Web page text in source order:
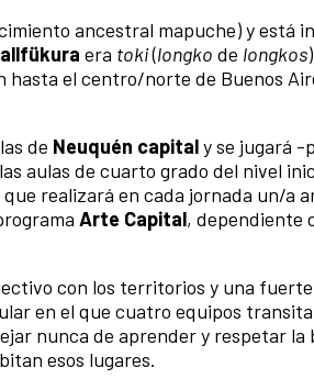
ancestral mapuche) y está
era toki(longko de longkos
hasta el centro/norte de Buenos
de Neuquén capitaly se jugará -
aulas de cuarto grado del nivel
realizará en cada jornada un/a
Arte Capital, dependiente
con los territorios y una
en el que cuatro equipos
nunca de aprender y respetar la
esos lugares.